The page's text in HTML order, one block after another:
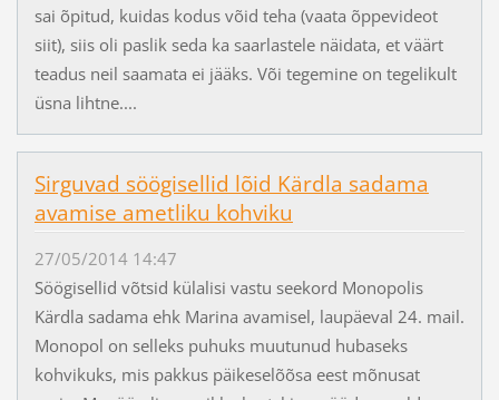
sai õpitud, kuidas kodus võid teha (vaata õppevideot
siit), siis oli paslik seda ka saarlastele näidata, et väärt
teadus neil saamata ei jääks. Või tegemine on tegelikult
üsna lihtne....
Sirguvad söögisellid lõid Kärdla sadama
avamise ametliku kohviku
27/05/2014 14:47
Söögisellid võtsid külalisi vastu seekord Monopolis
Kärdla sadama ehk Marina avamisel, laupäeval 24. mail.
Monopol on selleks puhuks muutunud hubaseks
kohvikuks, mis pakkus päikeselõõsa eest mõnusat